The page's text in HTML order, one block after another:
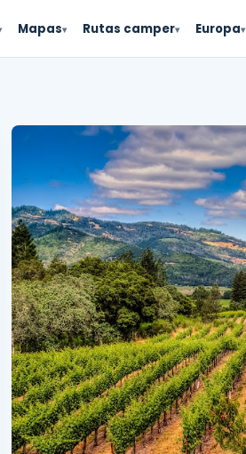
Mapas▾ Rutas camper▾ Europa▾